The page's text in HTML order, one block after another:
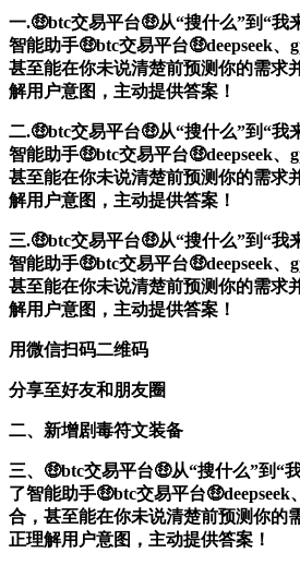
一.🤑btc交易平台🤑从“搜什么”到“我
智能助手🤑btc交易平台🤑deepseek、
甚至能在你未说清楚前预测你的需求
解用户意图，主动提供答案！
二.🤑btc交易平台🤑从“搜什么”到“我
智能助手🤑btc交易平台🤑deepseek、
甚至能在你未说清楚前预测你的需求
解用户意图，主动提供答案！
三.🤑btc交易平台🤑从“搜什么”到“我
智能助手🤑btc交易平台🤑deepseek、
甚至能在你未说清楚前预测你的需求
解用户意图，主动提供答案！
用微信扫码二维码
分享至好友和朋友圈
二、新增剧毒符文装备
三、🤑btc交易平台🤑从“搜什么”到“
了智能助手🤑btc交易平台🤑deepseek
合，甚至能在你未说清楚前预测你的
正理解用户意图，主动提供答案！